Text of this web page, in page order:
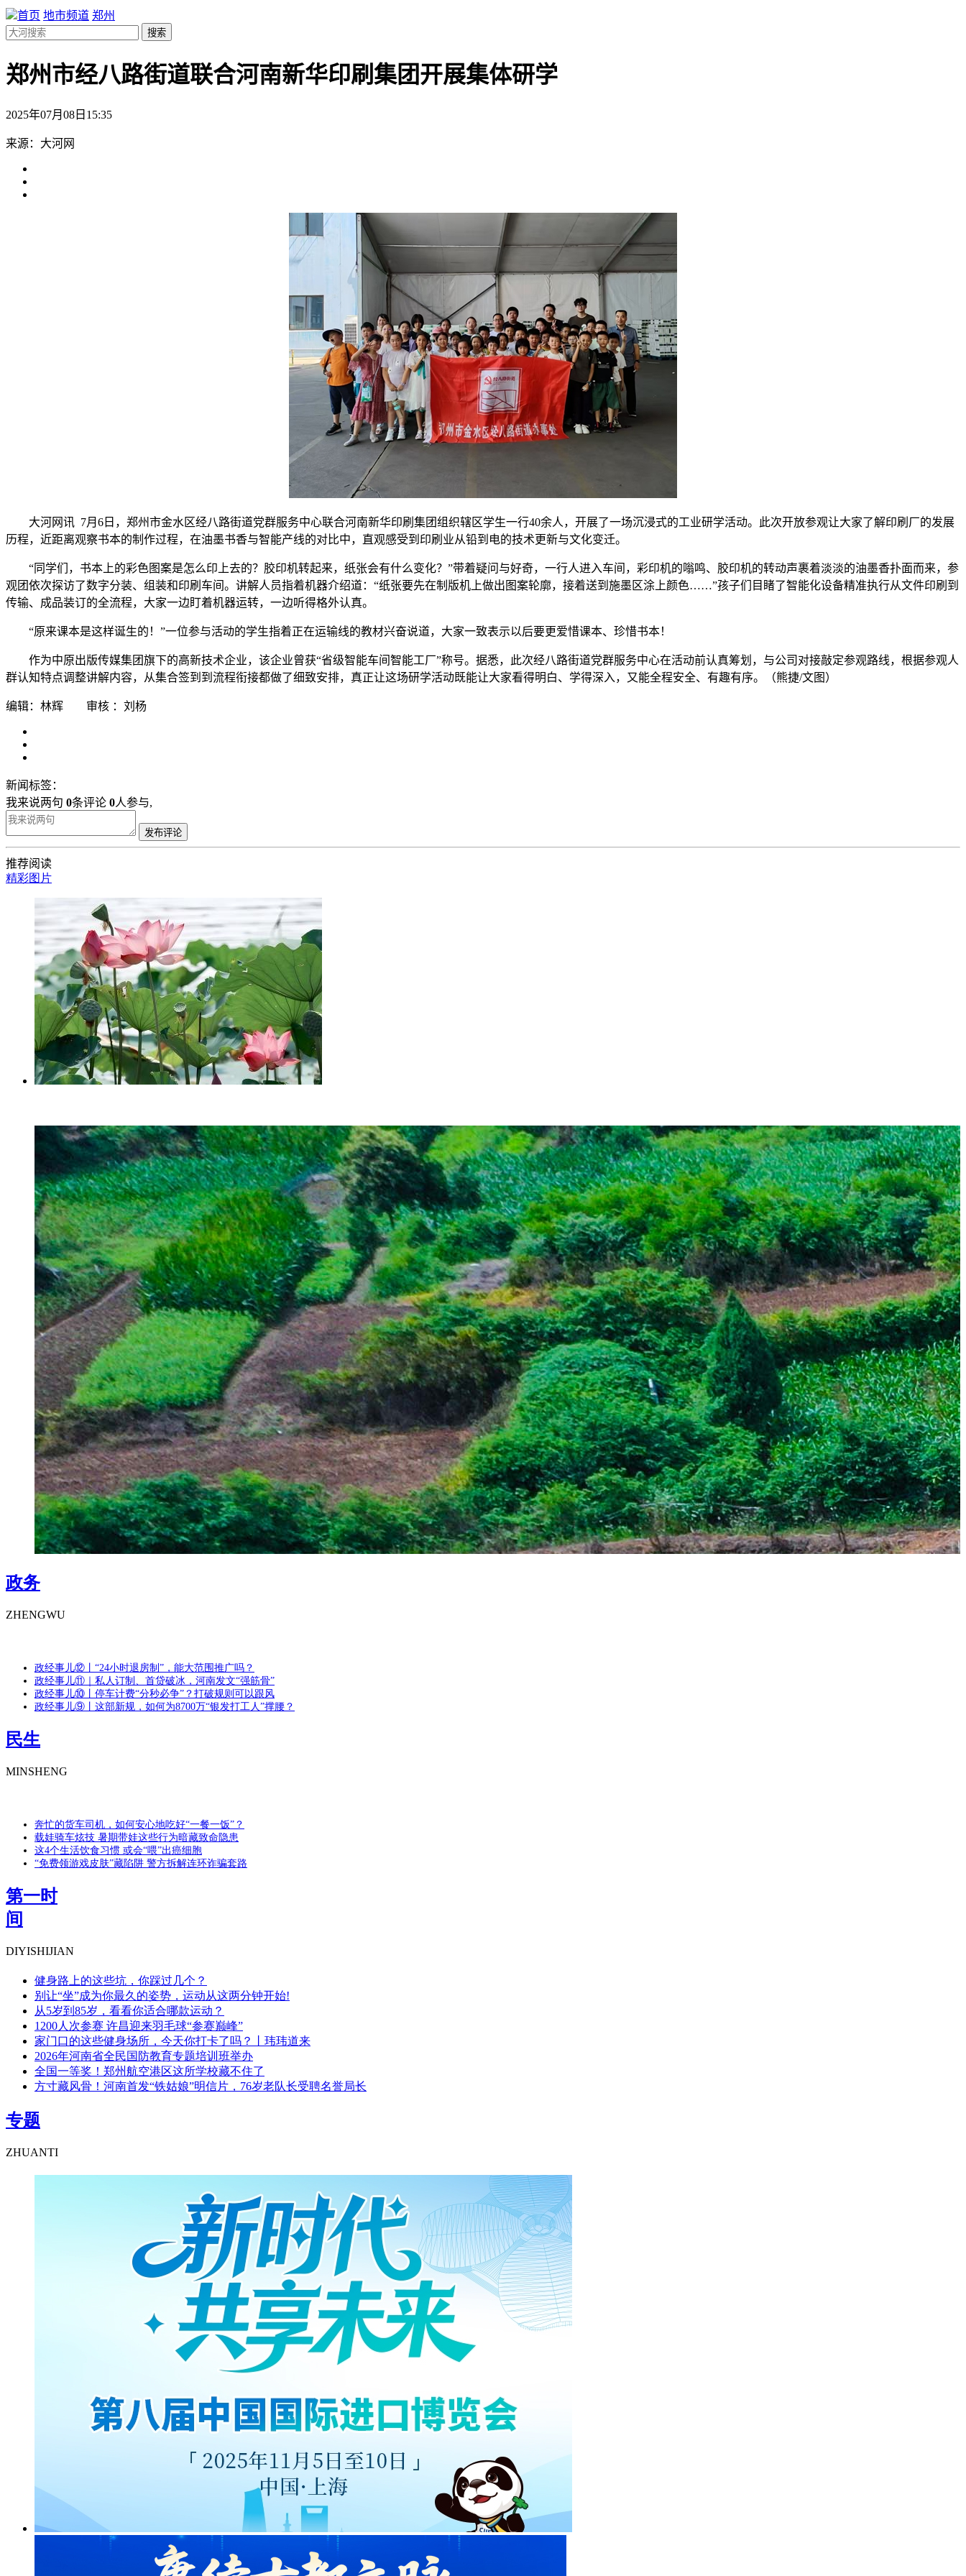
首页 地市频道 郑州
搜索
郑州市经八路街道联合河南新华印刷集团开展集体研学
2025年07月08日15:35
来源：大河网
大河网讯 7月6日，郑州市金水区经八路街道党群服务中心联合河南新华印刷集团组织辖区学生一行40余人，开展了一场沉浸式的工业研学活动。此次开放参观让大家了解印刷厂的发展
历程，近距离观察书本的制作过程，在油墨书香与智能产线的对比中，直观感受到印刷业从铅到电的技术更新与文化变迁。
“同学们，书本上的彩色图案是怎么印上去的？胶印机转起来，纸张会有什么变化？”带着疑问与好奇，一行人进入车间，彩印机的嗡鸣、胶印机的转动声裹着淡淡的油墨香扑面而来，参
观团依次探访了数字分装、组装和印刷车间。讲解人员指着机器介绍道：“纸张要先在制版机上做出图案轮廓，接着送到施墨区涂上颜色……”孩子们目睹了智能化设备精准执行从文件印刷到
传输、成品装订的全流程，大家一边盯着机器运转，一边听得格外认真。
“原来课本是这样诞生的！”一位参与活动的学生指着正在运输线的教材兴奋说道，大家一致表示以后要更爱惜课本、珍惜书本！
作为中原出版传媒集团旗下的高新技术企业，该企业曾获“省级智能车间智能工厂”称号。据悉，此次经八路街道党群服务中心在活动前认真筹划，与公司对接敲定参观路线，根据参观人
群认知特点调整讲解内容，从集合签到到流程衔接都做了细致安排，真正让这场研学活动既能让大家看得明白、学得深入，又能全程安全、有趣有序。（熊捷/文图）
编辑：林辉 审核 ：刘杨
新闻标签：
我来说两句 0条评论 0人参与,
发布评论
推荐阅读